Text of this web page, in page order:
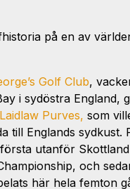
på en av
Golf Club,
i sydöstra England,
Purves, som
till Englands sydkust.
utanför
och
här hela femton